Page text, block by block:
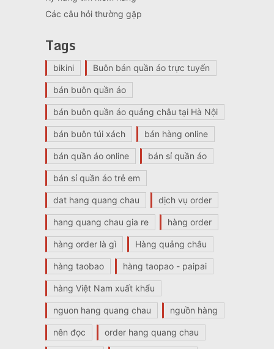
Các câu hỏi thường gặp
Tags
bikini Buôn bán quần áo trực tuyến
bán buôn quần áo
bán buôn quần áo quảng châu tại Hà Nội
bán buôn túi xách bán hàng online
bán quần áo online bán sỉ quần áo
bán sỉ quần áo trẻ em
dat hang quang chau dịch vụ order
hang quang chau gia re hàng order
hàng order là gì Hàng quảng châu
hàng taobao hàng taopao - paipai
hàng Việt Nam xuất khẩu
nguon hang quang chau nguồn hàng
nên đọc order hang quang chau